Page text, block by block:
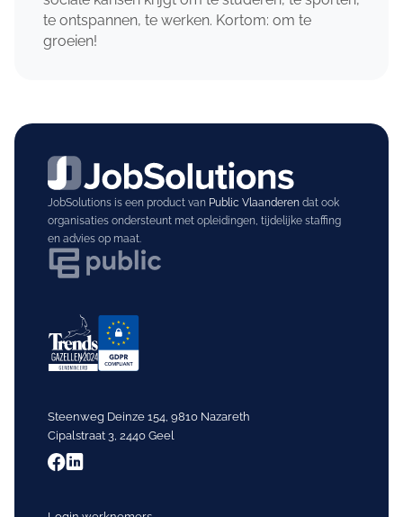
te ontspannen, te werken. Kortom: om te
groeien!
JobSolutions is een product van Public Vlaanderendat ook
organisaties ondersteunt met opleidingen, tijdelijke staffing
en advies op maat.
Steenweg Deinze 154, 9810 Nazareth
Cipalstraat 3, 2440 Geel